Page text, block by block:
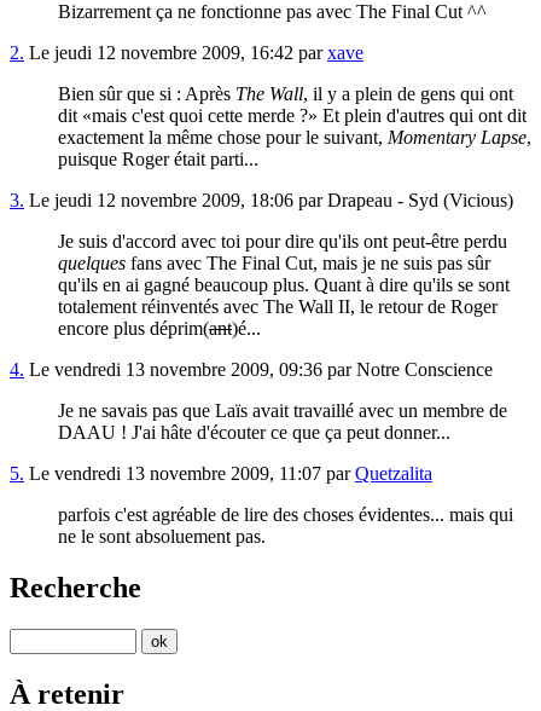
Bizarrement ça ne fonctionne pas avec The Final Cut ^^
2. Le jeudi 12 novembre 2009, 16:42 parxave
Bien sûr que si : Après The Wall, il y a plein de gens qui ont
dit
mais c'est quoi cette merde ?
Et plein d'autres qui ont dit
exactement la même chose pour le suivant, Momentary Lapse,
puisque Roger était parti...
3. Le jeudi 12 novembre 2009, 18:06 par Drapeau - Syd (Vicious)
Je suis d'accord avec toi pour dire qu'ils ont peut-être perdu
quelques fans avec The Final Cut, mais je ne suis pas sûr
qu'ils en ai gagné beaucoup plus. Quant à dire qu'ils se sont
totalement réinventés avec The Wall II, le retour de Roger
encore plus déprim(ant)é...
4. Le vendredi 13 novembre 2009, 09:36 par Notre Conscience
Je ne savais pas que Laïs avait travaillé avec un membre de
DAAU ! J'ai hâte d'écouter ce que ça peut donner...
5. Le vendredi 13 novembre 2009, 11:07 parQuetzalita
parfois c'est agréable de lire des choses évidentes... mais qui
ne le sont absoluement pas.
Recherche
À retenir